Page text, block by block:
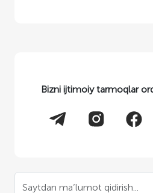
Bizni ijtimoiy tarmoqlar